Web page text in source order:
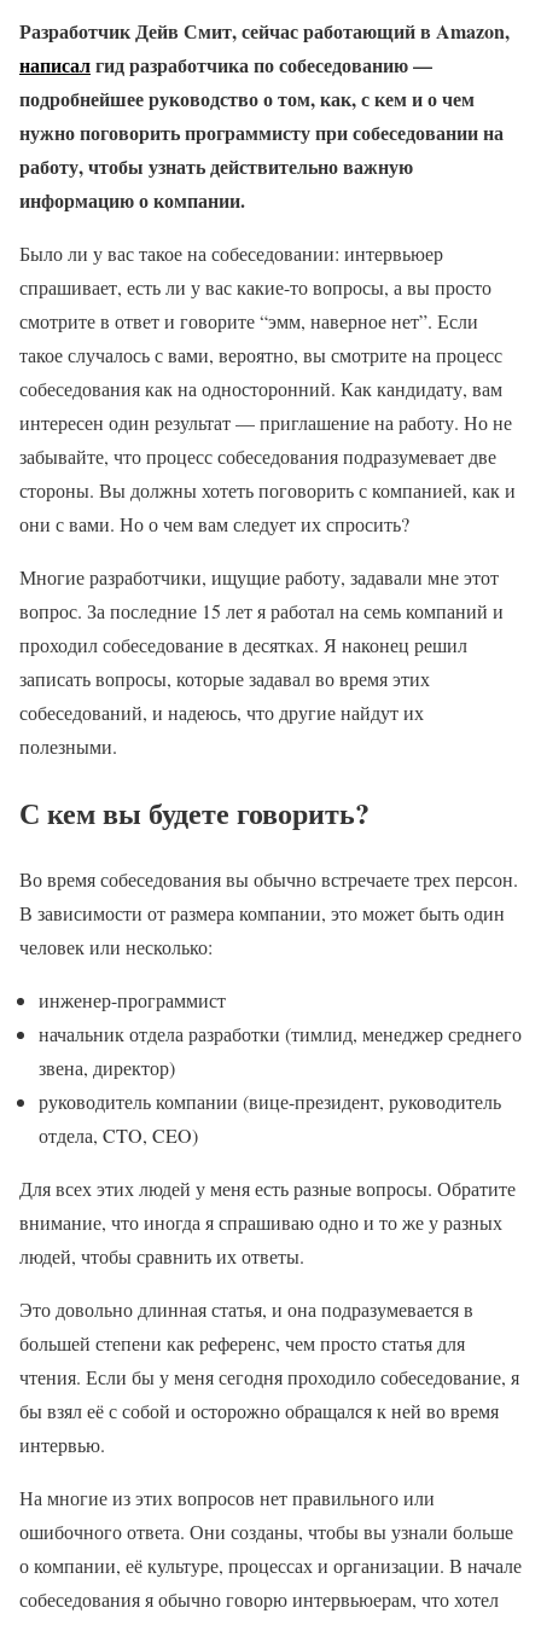
Разработчик Дейв Смит, сейчас работающий в Amazon,
написалгид разработчика по собеседованию —
подробнейшее руководство о том, как, с кем и о чем
нужно поговорить программисту при собеседовании на
работу, чтобы узнать действительно важную
информацию о компании.
Было ли у вас такое на собеседовании: интервьюер
спрашивает, есть ли у вас какие-то вопросы, а вы просто
смотрите в ответ и говорите “эмм, наверное нет”. Если
такое случалось с вами, вероятно, вы смотрите на процесс
собеседования как на односторонний. Как кандидату, вам
интересен один результат — приглашение на работу. Но не
забывайте, что процесс собеседования подразумевает две
стороны. Вы должны хотеть поговорить с компанией, как и
они с вами. Но о чем вам следует их спросить?
Многие разработчики, ищущие работу, задавали мне этот
вопрос. За последние 15 лет я работал на семь компаний и
проходил собеседование в десятках. Я наконец решил
записать вопросы, которые задавал во время этих
собеседований, и надеюсь, что другие найдут их
полезными.
С кем вы будете говорить?
Во время собеседования вы обычно встречаете трех персон.
В зависимости от размера компании, это может быть один
человек или несколько:
инженер-программист
начальник отдела разработки (тимлид, менеджер среднего
звена, директор)
руководитель компании (вице-президент, руководитель
отдела, CTO, CEO)
Для всех этих людей у меня есть разные вопросы. Обратите
внимание, что иногда я спрашиваю одно и то же у разных
людей, чтобы сравнить их ответы.
Это довольно длинная статья, и она подразумевается в
большей степени как референс, чем просто статья для
чтения. Если бы у меня сегодня проходило собеседование, я
бы взял её с собой и осторожно обращался к ней во время
интервью.
На многие из этих вопросов нет правильного или
ошибочного ответа. Они созданы, чтобы вы узнали больше
о компании, её культуре, процессах и организации. В начале
собеседования я обычно говорю интервьюерам, что хотел